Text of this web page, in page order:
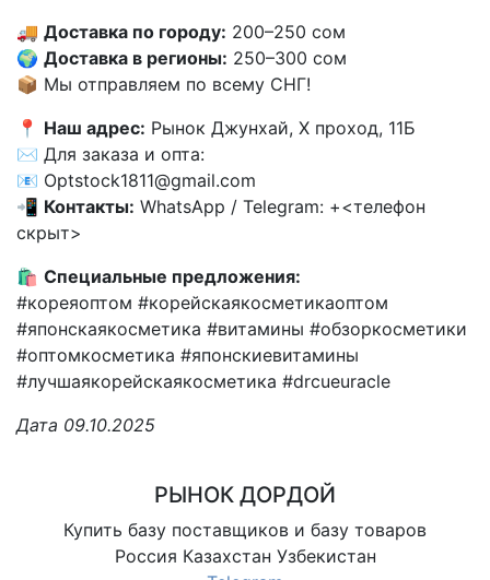
🚚 Доставка по городу: 200–250 сом
🌍 Доставка в регионы: 250–300 сом
📦 Мы отправляем по всему СНГ!
📍 Наш адрес: Рынок Джунхай, X проход, 11Б
✉️ Для заказа и опта:
📧 Optstock1811@gmail.com
📲 Контакты: WhatsApp / Telegram: +<телефон
скрыт>
🛍 Специальные предложения:
#кореяоптом #корейскаякосметикаоптом
#японскаякосметика #витамины #обзоркосметики
#оптомкосметика #японскиевитамины
#лучшаякорейскаякосметика #drcueuracle
Дата 09.10.2025
РЫНОК ДОРДОЙ
Купить базу поставщиков и базу товаров
Россия Казахстан Узбекистан